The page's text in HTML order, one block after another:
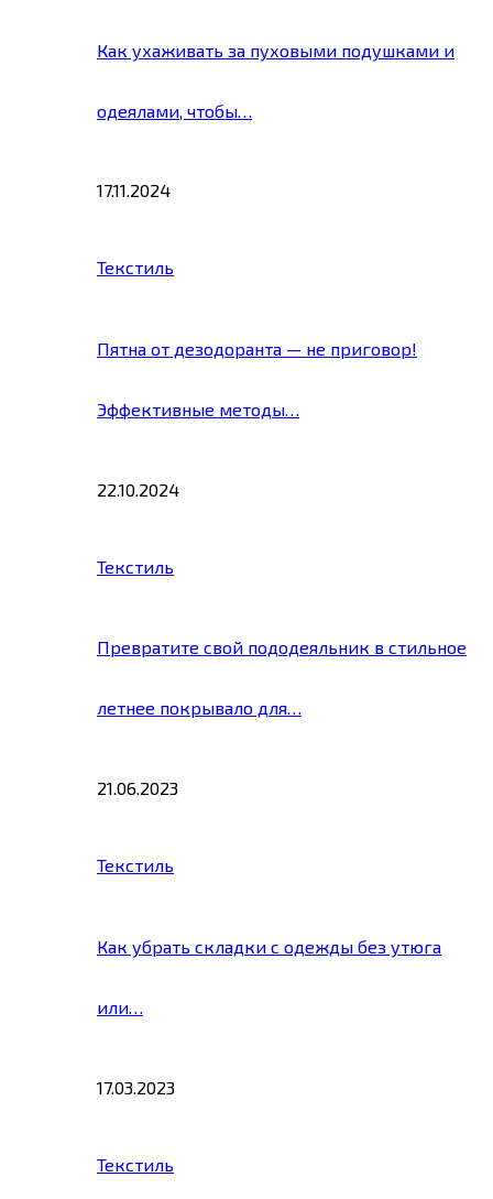
Как ухаживать за пуховыми подушками и
одеялами, чтобы…
17.11.2024
Текстиль
Пятна от дезодоранта — не приговор!
Эффективные методы…
22.10.2024
Текстиль
Превратите свой пододеяльник в стильное
летнее покрывало для…
21.06.2023
Текстиль
Как убрать складки с одежды без утюга
или…
17.03.2023
Текстиль